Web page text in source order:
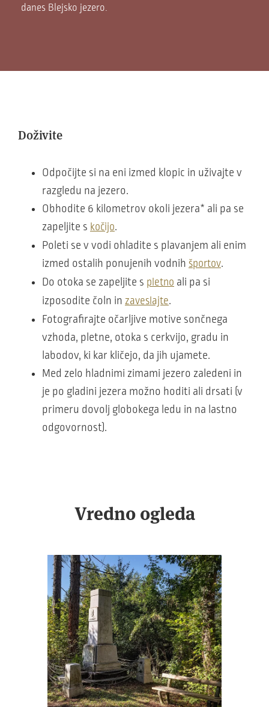
danes Blejsko jezero.
Doživite
Odpočijte si na eni izmed klopic in uživajte v
razgledu na jezero.
Obhodite 6 kilometrov okoli jezera* ali pa se
zapeljite s kočijo.
Poleti se v vodi ohladite s plavanjem ali enim
izmed ostalih ponujenih vodnih športov.
Do otoka se zapeljite s pletno ali pa si
izposodite čoln in zaveslajte.
Fotografirajte očarljive motive sončnega
vzhoda, pletne, otoka s cerkvijo, gradu in
labodov, ki kar kličejo, da jih ujamete.
Med zelo hladnimi zimami jezero zaledeni in
je po gladini jezera možno hoditi ali drsati (v
primeru dovolj globokega ledu in na lastno
odgovornost).
Vredno ogleda